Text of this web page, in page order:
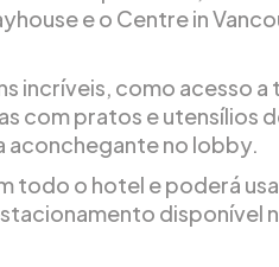
e o Centre in
incríveis, como acesso a
com pratos e utensílios
aconchegante no lobby.
todo o hotel e poderá
disponível